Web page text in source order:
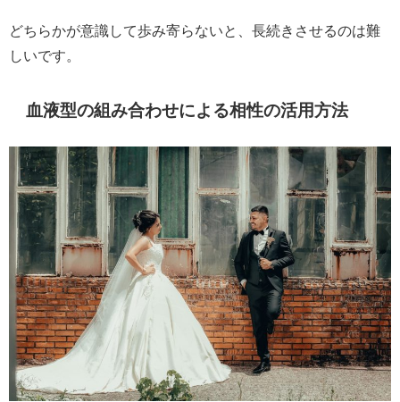
どちらかが意識して歩み寄らないと、長続きさせるのは難
しいです。
血液型の組み合わせによる相性の活用方法